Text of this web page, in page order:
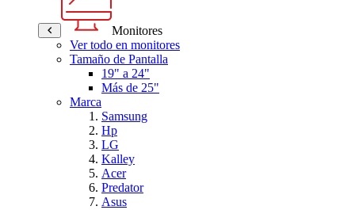
Monitores
Ver todo en monitores
Tamaño de Pantalla
19" a 24"
Más de 25"
Marca
Samsung
Hp
LG
Kalley
Acer
Predator
Asus